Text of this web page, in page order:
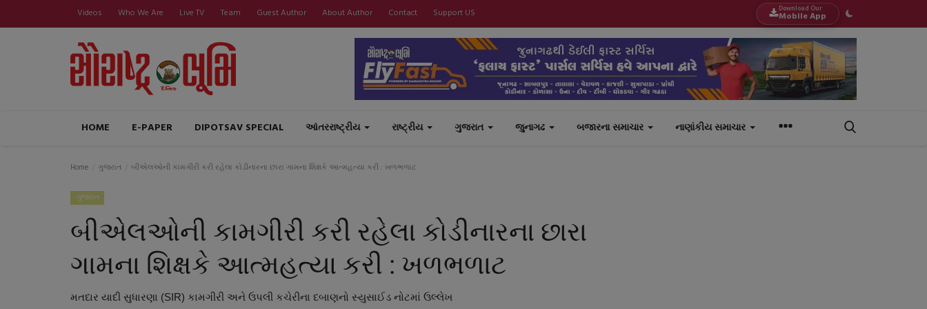
Videos Who We Are Live TV Team Guest Author About Author Contact Support US Download Our
Mobile App
HOME E-PAPER DIPOTSAV SPECIAL આંતરરાષ્ટ્રીય રાષ્ટ્રીય ગુજરાત જુનાગઢ બજારના સમાચાર નાણાંકીય સમાચાર
Home ગુજરાત બીએલઓની કામગીરી કરી રહેલા કોડીનારના છારા ગામના શિક્ષકે આત્મહત્યા કરી : ખળભળાટ
ગુજરાત
બીએલઓની કામગીરી કરી રહેલા કોડીનારના છારા
ગામના શિક્ષકે આત્મહત્યા કરી : ખળભળાટ
મતદાર યાદી સુધારણા (SIR) કામગીરી અને ઉપલી કચેરીના દબાણનો સ્યુસાઈડ નોટમાં ઉલ્લેખ